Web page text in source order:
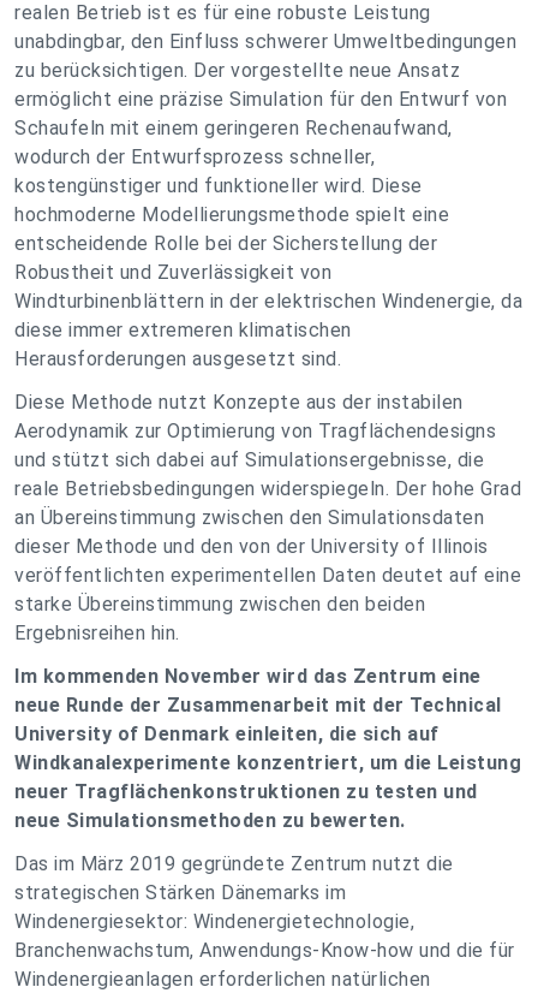
realen Betrieb ist es für eine robuste Leistung
unabdingbar, den Einfluss schwerer Umweltbedingungen
zu berücksichtigen. Der vorgestellte neue Ansatz
ermöglicht eine präzise Simulation für den Entwurf von
Schaufeln mit einem geringeren Rechenaufwand,
wodurch der Entwurfsprozess schneller,
kostengünstiger und funktioneller wird. Diese
hochmoderne Modellierungsmethode spielt eine
entscheidende Rolle bei der Sicherstellung der
Robustheit und Zuverlässigkeit von
Windturbinenblättern in der elektrischen Windenergie, da
diese immer extremeren klimatischen
Herausforderungen ausgesetzt sind.
Diese Methode nutzt Konzepte aus der instabilen
Aerodynamik zur Optimierung von Tragflächendesigns
und stützt sich dabei auf Simulationsergebnisse, die
reale Betriebsbedingungen widerspiegeln. Der hohe Grad
an Übereinstimmung zwischen den Simulationsdaten
dieser Methode und den von der University of Illinois
veröffentlichten experimentellen Daten deutet auf eine
starke Übereinstimmung zwischen den beiden
Ergebnisreihen hin.
Im kommenden November wird das Zentrum eine
neue Runde der Zusammenarbeit mit der Technical
University of Denmark einleiten, die sich auf
Windkanalexperimente konzentriert, um die Leistung
neuer Tragflächenkonstruktionen zu testen und
neue Simulationsmethoden zu bewerten.
Das im März 2019 gegründete Zentrum nutzt die
strategischen Stärken Dänemarks im
Windenergiesektor: Windenergietechnologie,
Branchenwachstum, Anwendungs-Know-how und die für
Windenergieanlagen erforderlichen natürlichen